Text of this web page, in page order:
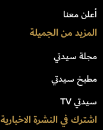
أعلن معنا
المزيد من الجميلة
مجلة سيدتي
مطبخ سيدتي
سيدتي TV
اشترك في النشرة الاخبارية